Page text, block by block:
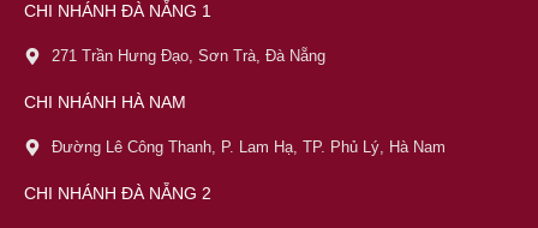
CHI NHÁNH ĐÀ NẴNG 1
271 Trần Hưng Đạo, Sơn Trà, Đà Nẵng
CHI NHÁNH HÀ NAM
Đường Lê Công Thanh, P. Lam Hạ, TP. Phủ Lý, Hà Nam
CHI NHÁNH ĐÀ NẴNG 2